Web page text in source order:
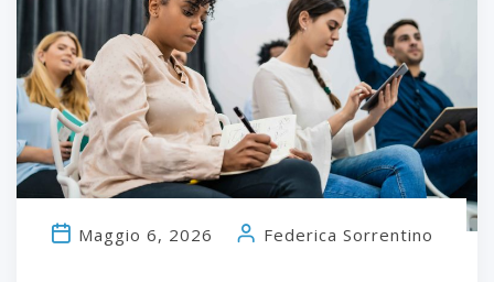
Maggio 6, 2026 Federica Sorrentino